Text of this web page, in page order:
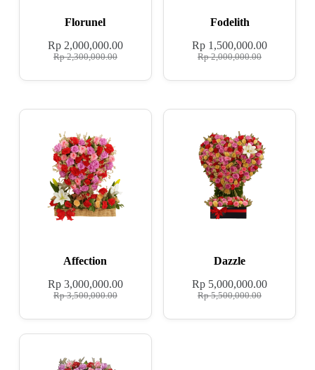
Florunel
Rp2,300,000.00
Rp2,000,000.00
Fodelith
Rp2,000,000.00
Rp 1,500,000.00
Affection
Rp3,500,000.00
Rp3,000,000.00
Dazzle
Rp5,500,000.00
Rp 5,000,000.00